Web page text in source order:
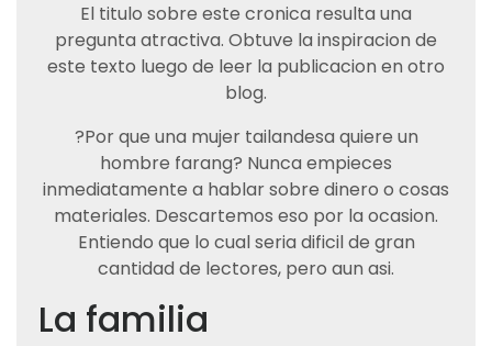
El titulo sobre este cronica resulta una
pregunta atractiva. Obtuve la inspiracion de
este texto luego de leer la publicacion en otro
blog.
?Por que una mujer tailandesa quiere un
hombre farang? Nunca empieces
inmediatamente a hablar sobre dinero o cosas
materiales. Descartemos eso por la ocasion.
Entiendo que lo cual seri­a dificil de gran
cantidad de lectores, pero aun asi.
La familia